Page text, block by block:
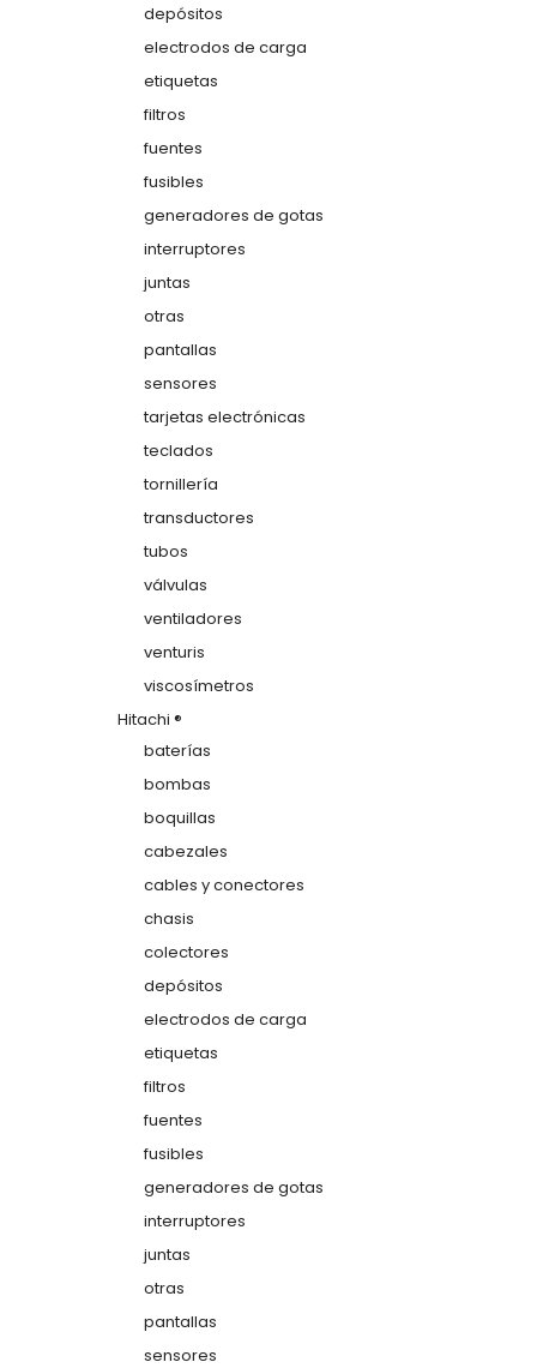
depósitos
electrodos de carga
etiquetas
filtros
fuentes
fusibles
generadores de gotas
interruptores
juntas
otras
pantallas
sensores
tarjetas electrónicas
teclados
tornillería
transductores
tubos
válvulas
ventiladores
venturis
viscosímetros
Hitachi ®
baterías
bombas
boquillas
cabezales
cables y conectores
chasis
colectores
depósitos
electrodos de carga
etiquetas
filtros
fuentes
fusibles
generadores de gotas
interruptores
juntas
otras
pantallas
sensores